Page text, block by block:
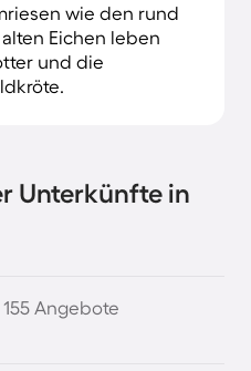
wie den rund
Eichen leben
und die
Unterkünfte in
155 Angebote